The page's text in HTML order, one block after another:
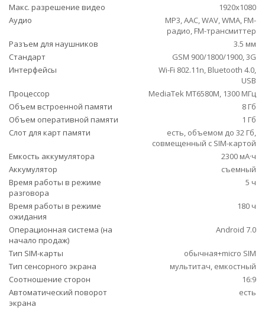
Макс. разрешение видео
1920x1080
Аудио
MP3, AAC, WAV, WMA, FM-
радио, FM-трансмиттер
Разъем для наушников
3.5 мм
Стандарт
GSM 900/1800/1900, 3G
Интерфейсы
Wi-Fi 802.11n, Bluetooth 4.0,
USB
Процессор
MediaTek MT6580M, 1300 МГц
Объем встроенной памяти
8 Гб
Объем оперативной памяти
1 Гб
Слот для карт памяти
есть, объемом до 32 Гб,
совмещенный с SIM-картой
Емкость аккумулятора
2300 мА·ч
Аккумулятор
съемный
Время работы в режиме
разговора
5 ч
Время работы в режиме
ожидания
180 ч
Операционная система (на
начало продаж)
Android 7.0
Тип SIM-карты
обычная+micro SIM
Тип сенсорного экрана
мультитач, емкостный
Соотношение сторон
16:9
Автоматический поворот
экрана
есть